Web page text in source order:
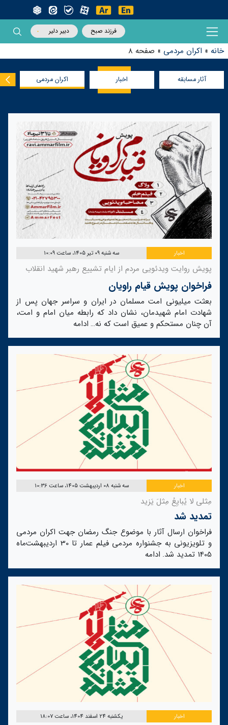
فرزند صبح دبیر دلیر
خانه » اکران مردمی » صفحه 8
آثار مسابقه اخبار اکران مردمی
اخبار سه شنبه 09 تیر 1405، ساعت 10:09
پویش روایت ویدئویی مردم از ایام تشییع رهبر شهید انقلاب
فراخوان پویش قیام راویان
بعثت میلیونی امت مسلمان در ایران و سراسر جهان پس از
شهادت امام شهیدمان، نشان داد که رابطه میان امام و امت،
آن چنان مستحکم و عمیق است که نه… ادامه
اخبار سه شنبه 08 اردیبهشت 1405، ساعت 10:36
مِثلی لا یُبایِعُ مِثلَ یَزید
تمدید شد
فراخوان ارسال آثار با موضوع جنگ رمضان جهت اکران مردمی
و تلویزیونی به جشنواره مردمی فیلم عمار تا 30 اردیبهشت‌ماه
1405 تمدید شد.
ادامه
اخبار یکشنبه 24 اسفند 1404، ساعت 18:07